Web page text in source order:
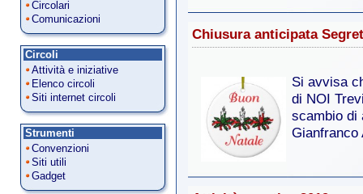
Circolari
Comunicazioni
Circoli
Attività e iniziative
Elenco circoli
Siti internet circoli
Strumenti
Convenzioni
Siti utili
Gadget
Chiusura anticipata
Si avvisa
di NOI
scambio di
Gianfranco